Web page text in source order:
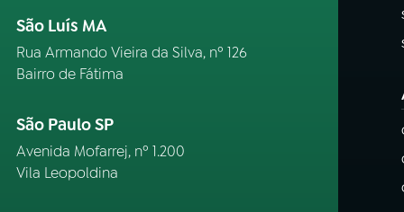
São Luís MA
Rua Armando Vieira da Silva, nº 126
Bairro de Fátima
São Paulo SP
Avenida Mofarrej, nº 1.200
Vila Leopoldina